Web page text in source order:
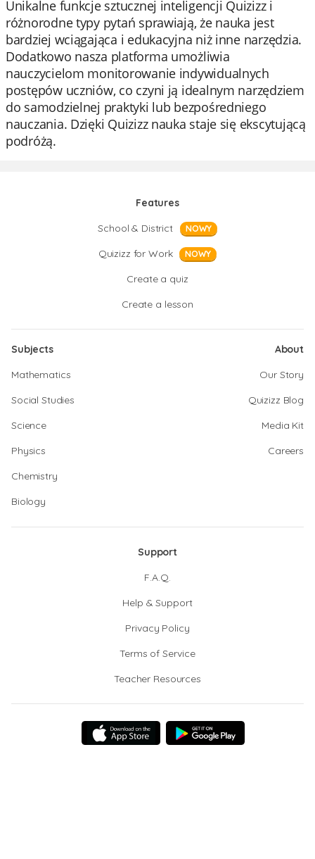
Unikalne funkcje sztucznej inteligencji Quizizz i
różnorodne typy pytań sprawiają, że nauka jest
bardziej wciągająca i edukacyjna niż inne narzędzia.
Dodatkowo nasza platforma umożliwia
nauczycielom monitorowanie indywidualnych
postępów uczniów, co czyni ją idealnym narzędziem
do samodzielnej praktyki lub bezpośredniego
nauczania. Dzięki Quizizz nauka staje się ekscytującą
podróżą.
Features
School & District
NOWY
Quizizz for Work NOWY
Create a quiz
Create a lesson
Subjects
Mathematics
Social Studies
Science
Physics
Chemistry
Biology
About
Our Story
Quizizz Blog
Media Kit
Careers
Support
F.A.Q.
Help & Support
Privacy Policy
Terms of Service
Teacher Resources